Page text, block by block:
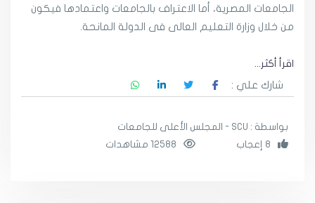
الجامعات المصرية، أما الاعتراف بالجامعات واعتمادها فيكون
من خلال وزارة التعليم العالى فى الدولة المانحة.
اقرأ أكثر...
شارك علي :
بواسطة : SCU - المجلس الأعلى للجامعات